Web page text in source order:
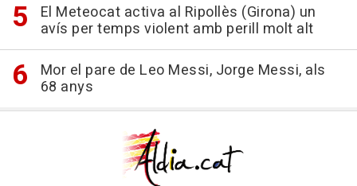
El Meteocat activa al Ripollès (Girona) un
avís per temps violent amb perill molt alt
Mor el pare de Leo Messi, Jorge Messi, als
68 anys